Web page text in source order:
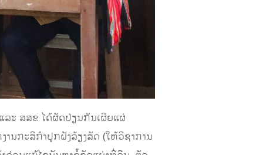
ລະ ສສຂ ໄດ້ຜັດປ່ຽນກັນເຜີຍແຜ່
ນກະສີກຳປູກຝັງລ້ຽງສັດ (ໃຫ້ວີຊາການ